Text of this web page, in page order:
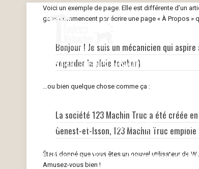
[:fr]SAFARI BALEINES[:en]SAFARI WHALE[:]
[:fr]Nos hôtels recommandés[:en]Our
[:fr]Tourisme solidaire et développement
Voici un exemple de page. Elle est différente d’un
gens commencent par écrire une page « À Propos
Bonjour ! Je suis un mécanicien qui
regarder la pluie tomber).
…ou bien quelque chose comme ça :
La société 123 Machin Truc a été créée
Genest-et-Isson, 123 Machin Truc
Étant donné que vous êtes un nouvel utilisateur de
Amusez-vous bien !